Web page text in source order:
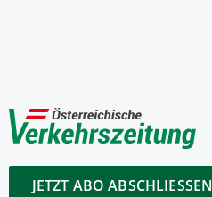
JETZT ABO ABSCHLIESSEN